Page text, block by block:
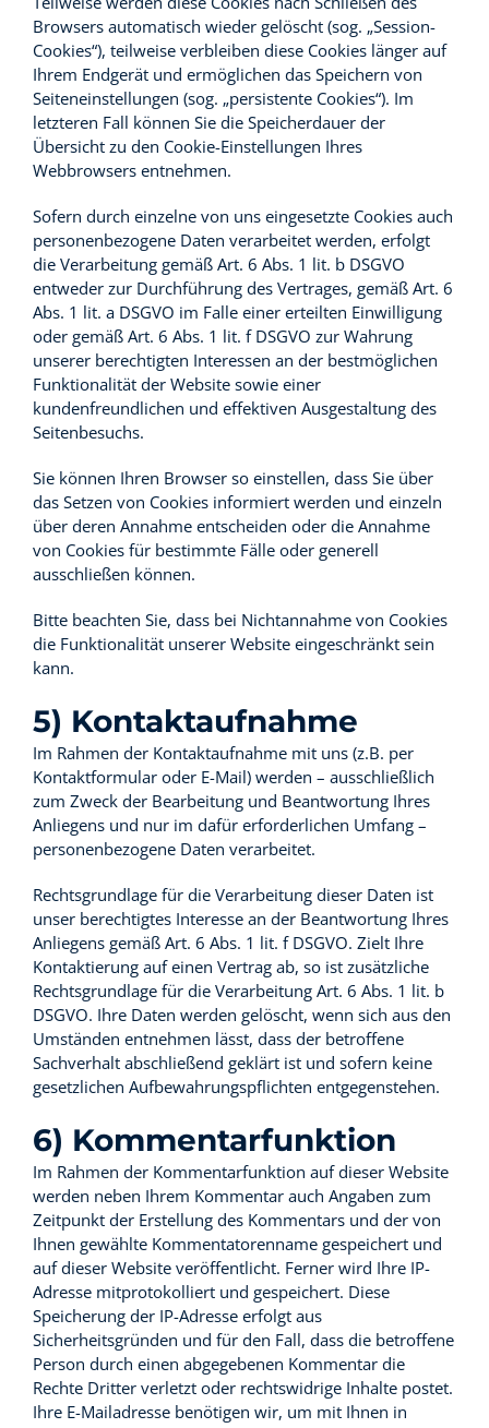
Browsers automatisch wieder gelöscht (sog. „Session-
Cookies“), teilweise verbleiben diese Cookies länger auf
Ihrem Endgerät und ermöglichen das Speichern von
Seiteneinstellungen (sog. „persistente Cookies“). Im
letzteren Fall können Sie die Speicherdauer der
Übersicht zu den Cookie-Einstellungen Ihres
Webbrowsers entnehmen.
Sofern durch einzelne von uns eingesetzte Cookies auch
personenbezogene Daten verarbeitet werden, erfolgt
die Verarbeitung gemäß Art. 6 Abs. 1 lit. b DSGVO
entweder zur Durchführung des Vertrages, gemäß Art. 6
Abs. 1 lit. a DSGVO im Falle einer erteilten Einwilligung
oder gemäß Art. 6 Abs. 1 lit. f DSGVO zur Wahrung
unserer berechtigten Interessen an der bestmöglichen
Funktionalität der Website sowie einer
kundenfreundlichen und effektiven Ausgestaltung des
Seitenbesuchs.
Sie können Ihren Browser so einstellen, dass Sie über
das Setzen von Cookies informiert werden und einzeln
über deren Annahme entscheiden oder die Annahme
von Cookies für bestimmte Fälle oder generell
ausschließen können.
Bitte beachten Sie, dass bei Nichtannahme von Cookies
die Funktionalität unserer Website eingeschränkt sein
kann.
5) Kontaktaufnahme
Im Rahmen der Kontaktaufnahme mit uns (z.B. per
Kontaktformular oder E-Mail) werden – ausschließlich
zum Zweck der Bearbeitung und Beantwortung Ihres
Anliegens und nur im dafür erforderlichen Umfang –
personenbezogene Daten verarbeitet.
Rechtsgrundlage für die Verarbeitung dieser Daten ist
unser berechtigtes Interesse an der Beantwortung Ihres
Anliegens gemäß Art. 6 Abs. 1 lit. f DSGVO. Zielt Ihre
Kontaktierung auf einen Vertrag ab, so ist zusätzliche
Rechtsgrundlage für die Verarbeitung Art. 6 Abs. 1 lit. b
DSGVO. Ihre Daten werden gelöscht, wenn sich aus den
Umständen entnehmen lässt, dass der betroffene
Sachverhalt abschließend geklärt ist und sofern keine
gesetzlichen Aufbewahrungspflichten entgegenstehen.
6) Kommentarfunktion
Im Rahmen der Kommentarfunktion auf dieser Website
werden neben Ihrem Kommentar auch Angaben zum
Zeitpunkt der Erstellung des Kommentars und der von
Ihnen gewählte Kommentatorenname gespeichert und
auf dieser Website veröffentlicht. Ferner wird Ihre IP-
Adresse mitprotokolliert und gespeichert. Diese
Speicherung der IP-Adresse erfolgt aus
Sicherheitsgründen und für den Fall, dass die betroffene
Person durch einen abgegebenen Kommentar die
Rechte Dritter verletzt oder rechtswidrige Inhalte postet.
Ihre E-Mailadresse benötigen wir, um mit Ihnen in